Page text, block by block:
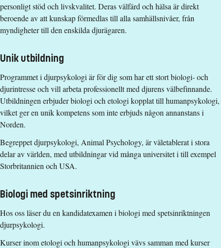
Naturvetenskaplig kandidatexamen med huvudområde Biologi
Studieavgift
utanför EU/EES och Schweiz.
personligt stöd och livskvalitet. Deras välfärd och hälsa är direkt
beroende av att kunskap förmedlas till alla samhällsnivåer, från
myndigheter till den enskilda djurägaren.
Unik utbildning
Programmet i djurpsykologi är för dig som har ett stort biologi- och
djurintresse och vill arbeta professionellt med djurens välbefinnande.
Utbildningen erbjuder biologi och etologi kopplat till humanpsykologi,
vilket ger en unik kompetens som inte erbjuds någon annanstans i
Norden.
Begreppet djurpsykologi, Animal Psychology, är väletablerat i stora
delar av världen, med utbildningar vid många universitet i till exempel
Storbritannien och USA.
Biologi med spetsinriktning
Hos oss läser du en kandidatexamen i biologi med spetsinriktningen
djurpsykologi.
Kurser inom etologi och humanpsykologi vävs samman med kurser